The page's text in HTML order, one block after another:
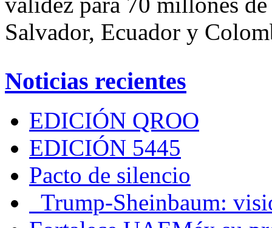
Salvador, Ecuador y
Noticias recientes
EDICIÓN QROO
EDICIÓN 5445
Pacto de silencio
Trump-Sheinbaum: